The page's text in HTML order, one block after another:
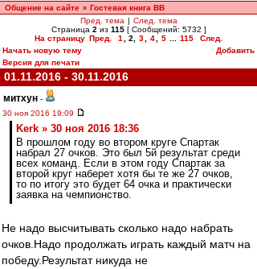
Общение на сайте » Гостевая книга ВВ
Пред. тема | След. тема
Страница 2 из 115[ Сообщений: 5732 ]
На страницу Пред. 1 2 3 4 5 115
След.
Начать новую тему
Добавить
Версия для печати
01.11.2016 - 30.11.2016
митхун -
30 ноя 2016 19:09
Kerk » 30 ноя 2016 18:36
В прошлом году во втором круге Спартак
набрал 27 очков. Это был 5й результат среди
всех команд. Если в этом году Спартак за
второй круг наберет хотя бы те же 27 очков,
то по итогу это будет 64 очка и практически
заявка на чемпионство.
Не надо высчитывать сколько надо набрать
очков.Надо продолжать играть каждый матч на
победу.Результат никуда не